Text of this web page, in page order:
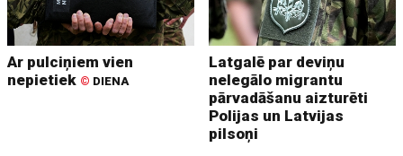
Ar pulciņiem vien
nepietiek © DIENA
Latgalē par deviņu
nelegālo migrantu
pārvadāšanu aizturēti
Polijas un Latvijas
pilsoņi